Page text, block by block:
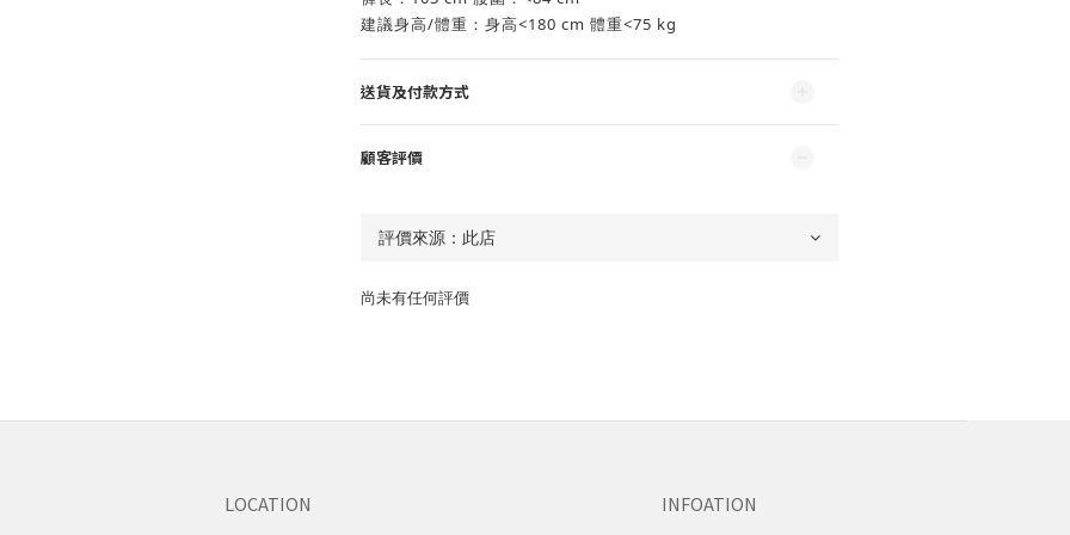
建議身高/體重：身高<180 cm 體重<75 kg
送貨及付款方式
顧客評價
尚未有任何評價
LOCATION INFOATION